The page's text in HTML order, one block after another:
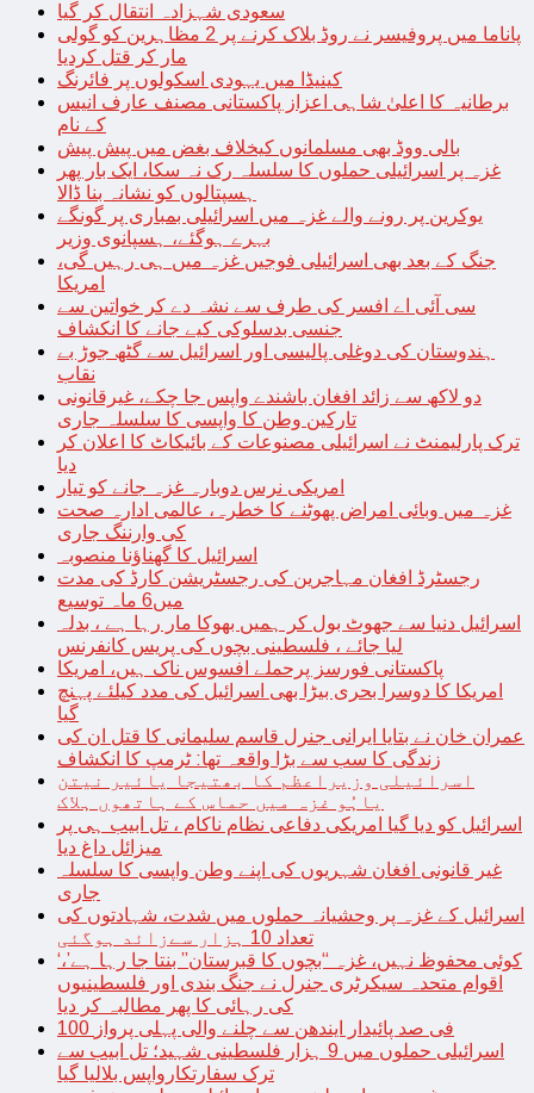
سعودی شہزادہ انتقال کر گیا
پاناما میں پروفیسر نے روڈ بلاک کرنے پر 2 مظاہرین کو گولی
مار کر قتل کردیا
کینیڈا میں یہودی اسکولوں پر فائرنگ
برطانیہ کا اعلیٰ شاہی اعزاز پاکستانی مصنف عارف انیس
کے نام
بالی ووڈ بھی مسلمانوں کیخلاف بغض میں پیش پیش
غزہ پر اسرائیلی حملوں کا سلسلہ رک نہ سکا، ایک بار پھر
ہسپتالوں کو نشانہ بنا ڈالا
یوکرین پر رونے والے غزہ میں اسرائیلی بمباری پر گونگے
بہرے ہوگئے، ہسپانوی وزیر
جنگ کے بعد بھی اسرائیلی فوجیں غزہ میں ہی رہیں گی،
امریکا
سی آئی اے افسر کی طرف سے نشہ دے کر خواتین سے
جنسی بدسلوکی کیے جانے کا انکشاف
ہندوستان کی دوغلی پالیسی اور اسرائیل سے گٹھ جوڑ بے
نقاب
دو لاکھ سے زائد افغان باشندے واپس جا چکے، غیرقانونی
تارکین وطن کا واپسی کا سلسلہ جاری
ترک پارلیمنٹ نے اسرائیلی مصنوعات کے بائیکاٹ کا اعلان کر
دیا
امریکی نرس دوبارہ غزہ جانے کو تیار
غزہ میں وبائی امراض پھوٹنے کا خطرہ، عالمی ادارہ صحت
کی وارننگ جاری
اسرائیل کا گھناؤنا منصوبہ
رجسٹرڈ افغان مہاجرین کی رجسٹریشن کارڈ کی مدت
میں6 ماہ توسیع
اسرائیل دنیا سے جھوٹ بول کر ہمیں بھوکا مار رہا ہے ، بدلہ
لیا جائے ، فلسطینی بچوں کی پریس کانفرنس
پاکستانی فورسز پرحملے افسوس ناک ہیں، امریکا
امریکا کا دوسرا بحری بیڑا بھی اسرائیل کی مدد کیلئے پہنچ
گیا
عمران خان نے بتایا ایرانی جنرل قاسم سلیمانی کا قتل ان کی
زندگی کا سب سے بڑا واقعہ تھا: ٹرمپ کا انکشاف
اسرائیلی وزیراعظم کا بھتیجا یائیر نیتن
یاہُو غزہ میں حماس کے ہاتھوں ہلاک
اسرائیل کو دیا گیا امریکی دفاعی نظام ناکام ، تل ابیب ہی پر
میزائل داغ دیا
غیر قانونی افغان شہریوں کی اپنے وطن واپسی کا سلسلہ
جاری
اسرائیل کے غزہ پر وحشیانہ حملوں میں شدت، شہادتوں کی
تعداد 10 ہزار سےزائد ہوگئی
‘کوئی محفوظ نہیں، غزہ “بچوں کا قبرستان” بنتا جا رہا ہے’،
اقوام متحدہ سیکرٹری جنرل نے جنگ بندی اور فلسطینیوں
کی رہائی کا پھر مطالبہ کر دیا
100 فی صد پائیدار ایندھن سے چلنے والی پہلی پرواز
اسرائیلی حملوں میں 9 ہزار فلسطینی شہید؛ تل ابیب سے
ترک سفارتکارواپس بلالیا گیا